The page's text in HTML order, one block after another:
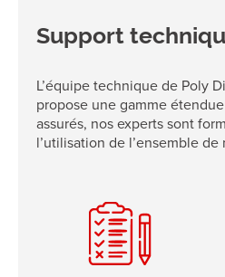
Support
L’équipe technique de Poly
propose une gamme
assurés, nos experts sont
l’utilisation de l’ensemble